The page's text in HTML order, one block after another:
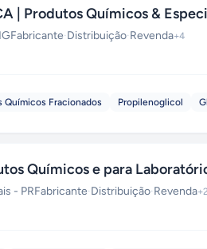
| Produtos Químicos &
Fabricante·Distribuição·Revenda+4
Químicos Fracionados Propilenoglicol
Químicos e para
- PRFabricante·Distribuição·Revenda+2